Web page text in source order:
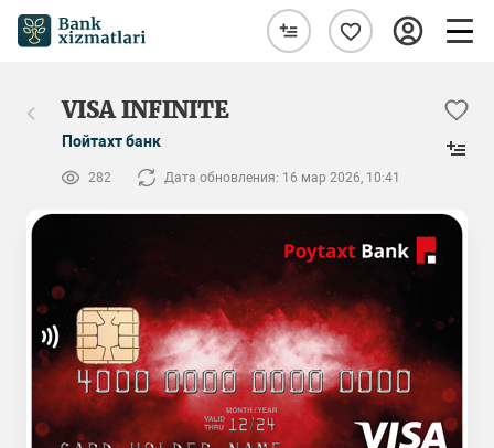
VISA INFINITE
Пойтахт банк
282 Дата обновления: 16 мар 2026, 10:41